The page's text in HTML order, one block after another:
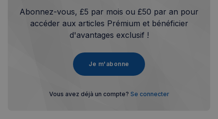
Abonnez-vous, £5 par mois ou £50 par an pour
accéder aux articles Prémium et bénéficier
d'avantages exclusif !
Je m'abonne
Vous avez déjà un compte? Se connecter